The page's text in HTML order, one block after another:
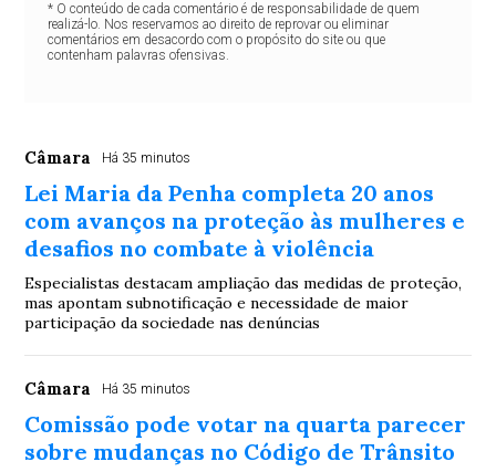
* O conteúdo de cada comentário é de responsabilidade de quem
realizá-lo. Nos reservamos ao direito de reprovar ou eliminar
comentários em desacordo com o propósito do site ou que
contenham palavras ofensivas.
Câmara Há 35 minutos
Lei Maria da Penha completa 20 anos
com avanços na proteção às mulheres e
desafios no combate à violência
Especialistas destacam ampliação das medidas de proteção,
mas apontam subnotificação e necessidade de maior
participação da sociedade nas denúncias
Câmara Há 35 minutos
Comissão pode votar na quarta parecer
sobre mudanças no Código de Trânsito